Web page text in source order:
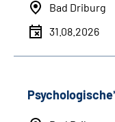
Bad Driburg
31.08.2026